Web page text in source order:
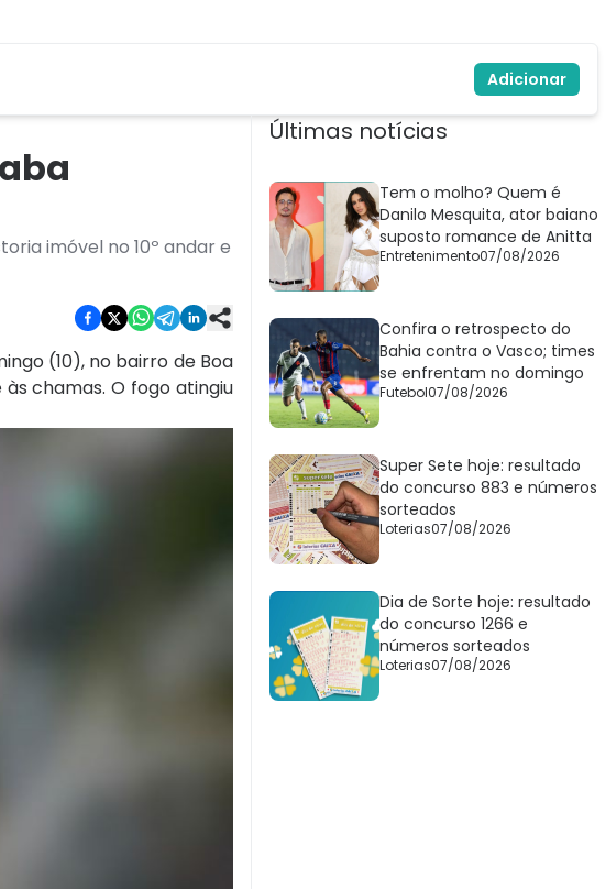
Adicionar
imóvel no 10º andar e
(10), no bairro de Boa
chamas. O fogo atingiu
Últimas notícias
Tem o molho? Quem é
Danilo Mesquita, ator baiano
suposto romance de Anitta
Entretenimento07/08/2026
Confira o retrospecto do
Bahia contra o Vasco; times
se enfrentam no domingo
Futebol07/08/2026
Super Sete hoje: resultado
do concurso 883 e números
sorteados
Loterias07/08/2026
Dia de Sorte hoje: resultado
do concurso 1266 e
números sorteados
Loterias07/08/2026